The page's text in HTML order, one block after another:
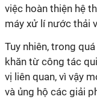
việc hoàn thiện hệ
máy xử lí nước thải
Tuy nhiên, trong
khăn từ công tác
vị liên quan, vì vậy
và ủng hộ các giải